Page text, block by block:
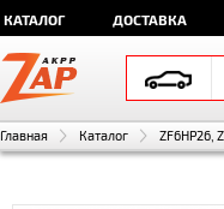
КАТАЛОГ ДОСТАВКА
Главная Каталог ZF6HP26,